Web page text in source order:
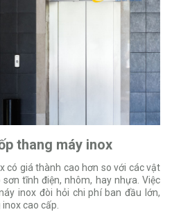
thang máy inox
có giá thành cao hơn so với các vật
sơn tĩnh điện, nhôm, hay nhựa. Việc
inox đòi hỏi chi phí ban đầu lớn,
cao cấp.